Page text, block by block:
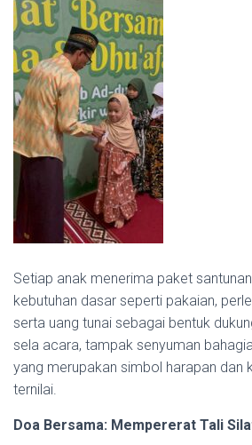
Setiap anak menerima paket
kebutuhan dasar seperti pakaian,
serta uang tunai sebagai bentuk
sela acara, tampak senyuman
yang merupakan simbol harapan dan
ternilai.
Doa Bersama: Mempererat Tali